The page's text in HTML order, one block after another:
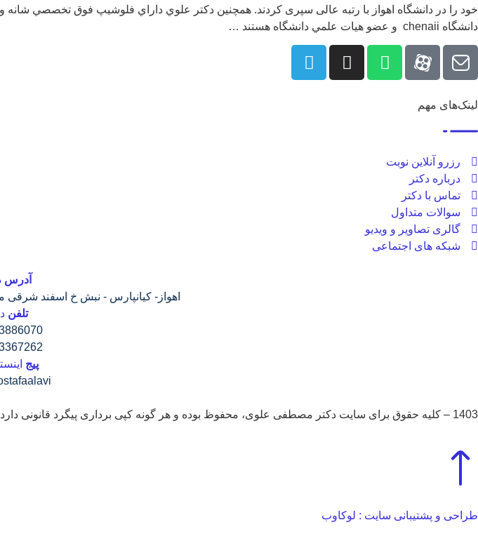
خود را در دانشگاه اهواز با رتبه عالی سپری کردند. همچنين دكتر علوي داراي فلوشيپ فوق تخصصي
دانشگاه chenaii و عضو هيات علمي دانشگاه هستند …
لینک‌های مهم
رزرو آنلاین نوبت
درباره دکتر
تماس با دکتر
سوالات متداول
گالری تصاویر و ویدیو
شبکه های اجتماعی
آدرس
اهواز- کیانپارس - نبش خ اسفند شرقی
تلفن
پیج
@
1403 – کلیه حقوق برای سایت دکتر مصطفی علوی، محفوظ بوده و هر گونه کپی برداری پیگرد قانونی دارد.
طراحی و پشتیبانی سایت : لوکاوب